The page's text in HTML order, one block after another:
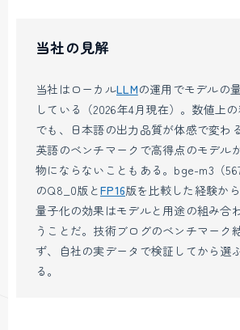
当社の見解
当社はローカルLLMの運用でモデルの
している（2026年4月現在）。数値上
でも、日本語の出力品質が体感で変わ
英語のベンチマークで高得点のモデル
物にならないこともある。bge-m3（
のQ8_0版とFP16版を比較した経験か
量子化の効果はモデルと用途の組み合
うことだ。技術ブログのベンチマーク
ず、自社の実データで検証してから選
る。